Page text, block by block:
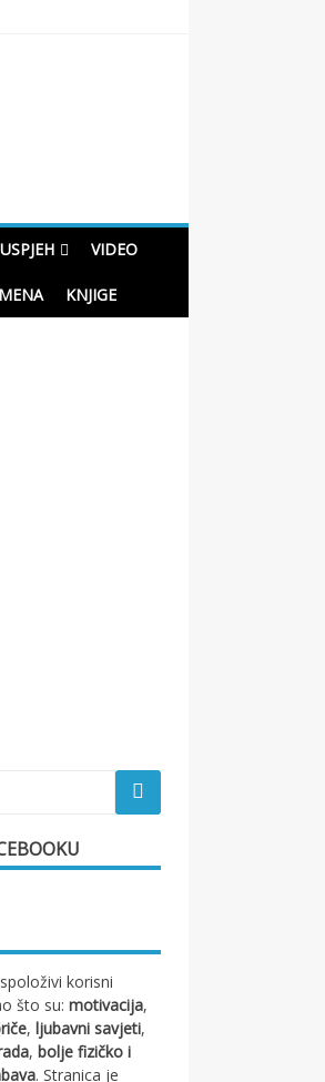
USPJEH VIDEO
KNJIGE
korisni
što su:motivacija,
,ljubavni savjeti,
,bolje fizičko i
. Stranica je